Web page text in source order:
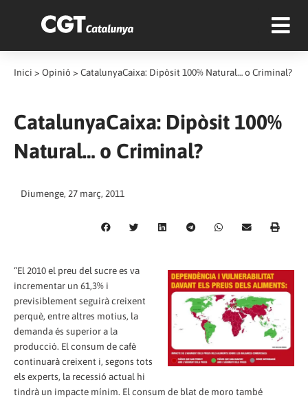
Inici > Opinió > CatalunyaCaixa: Dipòsit 100% Natural… o Criminal?
CatalunyaCaixa: Dipòsit 100%
Natural… o Criminal?
Diumenge, 27 març, 2011
“El 2010 el preu del sucre es va
incrementar un 61,3% i
previsiblement seguirà creixent
perquè, entre altres motius, la
demanda és superior a la
producció. El consum de cafè
continuarà creixent i, segons tots
els experts, la recessió actual hi
tindrà un impacte mínim. El consum de blat de moro també